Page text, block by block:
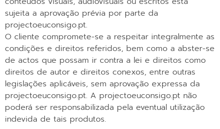
sujeita a aprovação prévia por parte da
projectoeuconsigo.pt.
O cliente compromete-se a respeitar integralmente as
condições e direitos referidos, bem como a abster-se
de actos que possam ir contra a lei e direitos como
direitos de autor e direitos conexos, entre outras
legislações aplicáveis, sem aprovação expressa da
projectoeuconsigo.pt. A projectoeuconsigo.pt não
poderá ser responsabilizada pela eventual utilização
indevida de tais produtos.